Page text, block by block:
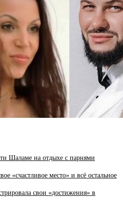
Шаламе на отдыхе с парнями
«счастливое место» и всё остальное
свои «достижения» в